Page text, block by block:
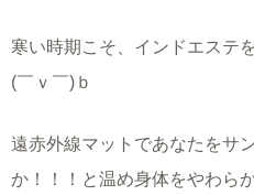
寒い時期こそ、インドエステ
(￣ｖ￣)ｂ
遠赤外線マットであなたをサ
か！！！と温め身体をやわら